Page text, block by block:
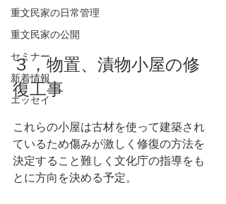
重文民家の日常管理
重文民家の公開
セミナー
新着情報
エッセイ
３，物置、漬物小屋の修
復工事
これらの小屋は古材を使って建築され
ているため傷みが激しく修復の方法を
決定すること難しく文化庁の指導をも
とに方向を決める予定。